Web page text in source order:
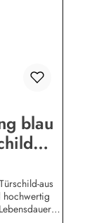
blau
aus
hochwertig